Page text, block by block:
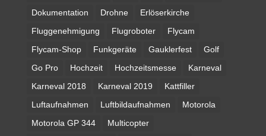
Dokumentation
Drohne
Erlöserkirche
Fluggenehmigung
Flugroboter
Flycam
Flycam-Shop
Funkgeräte Gauklerfest
Golf
Go Pro
Hochzeit Hochzeitsmesse
Karneval
Karneval 2018
Karneval 2019
Kattfiller
Luftaufnahmen
Luftbildaufnahmen
Motorola
Motorola GP 344
Multicopter